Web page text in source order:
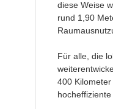
diese Weise
rund 1,90
Für alle, die
400